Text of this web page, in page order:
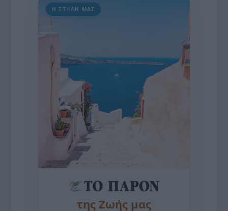
Η ΣΤΗΛΗ ΜΑΣ
της Ζωής μας